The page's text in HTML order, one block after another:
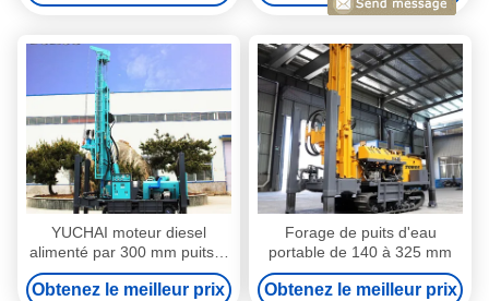
300mm
YUCHAI moteur diesel
alimenté par 300 mm puits à
eau de forage 7000 kg de
poids
Obtenez le meilleur prix
Forage de puits d'eau
portable de 140 à 325 mm
Obtenez le meilleur prix